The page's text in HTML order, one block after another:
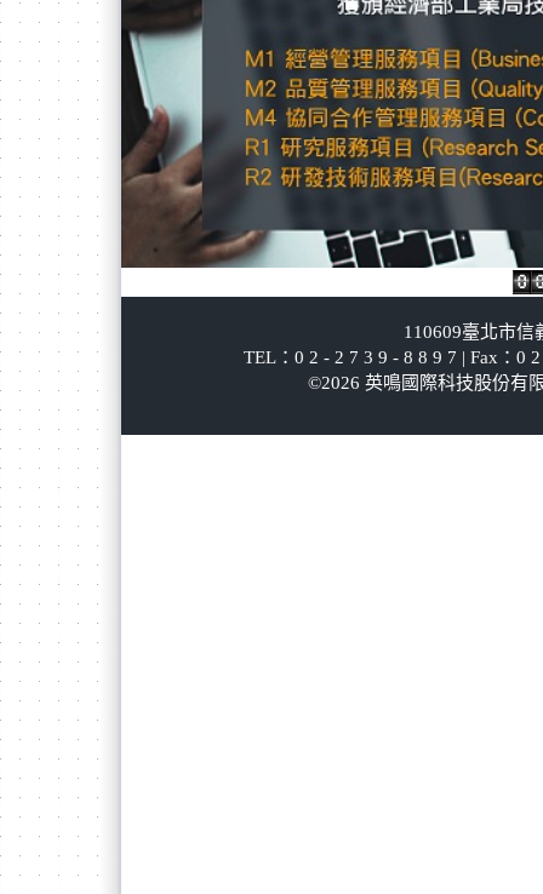
110609臺北市信
TEL：0 2 - 2 7 3 9 - 8 8 9 7 | Fax：0
©2026 英鳴國際科技股份有